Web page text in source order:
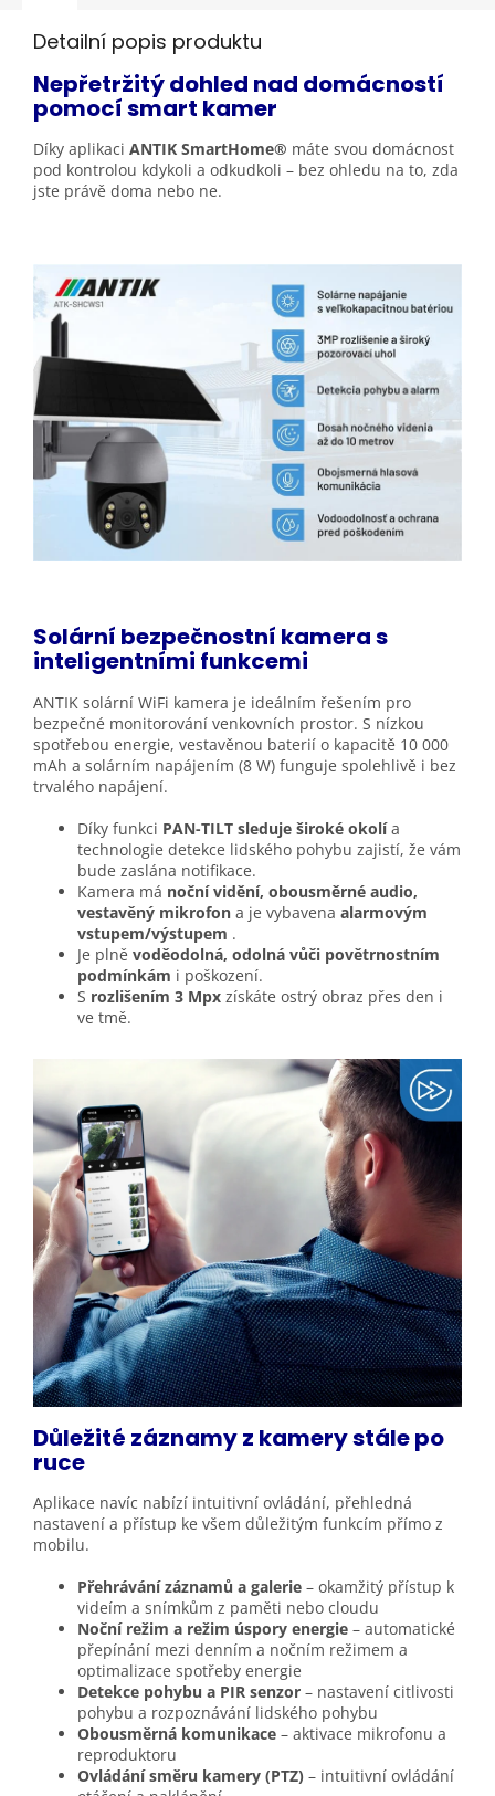
Detailní popis produktu
Nepřetržitý dohled nad domácností
pomocísmart kamer
Díky aplikaci ANTIK SmartHome® máte svou domácnost
pod kontrolou kdykoli a odkudkoli – bez ohledu na to, zda
jste právě doma nebo ne.
Solární bezpečnostní kamera s
inteligentními funkcemi
ANTIK solární WiFi kamera je ideálním řešením pro
bezpečné monitorování venkovních prostor. S nízkou
spotřebou energie, vestavěnou baterií o kapacitě 10 000
mAh a solárním napájením (8 W) funguje spolehlivě i bez
trvalého napájení.
Díky funkci PAN-TILT sleduje široké okolí a
technologie detekce lidského pohybu zajistí, že vám
bude zaslána notifikace.
Kamera má noční vidění, obousměrné audio,
vestavěný mikrofon a je vybavena alarmovým
vstupem/výstupem .
Je plně voděodolná, odolná vůči povětrnostním
podmínkám i poškození.
S rozlišením 3 Mpx získáte ostrý obraz přes den i
ve tmě.
Důležité záznamy z kamery stálepo
ruce
Aplikace navíc nabízí intuitivní ovládání, přehledná
nastavení a přístup ke všem důležitým funkcím přímo z
mobilu.
Přehrávání záznamů a galerie – okamžitý přístup k
videím a snímkům z paměti nebo cloudu
Noční režim a režim úspory energie – automatické
přepínání mezi denním a nočním režimem a
optimalizace spotřeby energie
Detekce pohybu a PIR senzor – nastavení citlivosti
pohybu a rozpoznávání lidského pohybu
Obousměrná komunikace – aktivace mikrofonu a
reproduktoru
Ovládání směru kamery (PTZ) – intuitivní ovládání